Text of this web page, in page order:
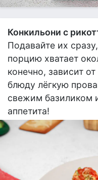
Конкильони с
Подавайте их
порцию хватает
конечно, зависит
блюду лёгкую
свежим базиликом
аппетита!